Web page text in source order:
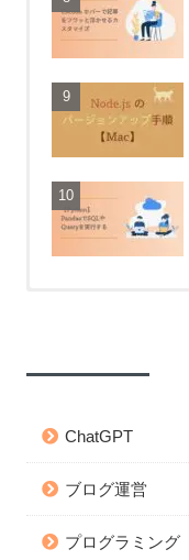
ChatGPT
ブログ運営
プログラミング